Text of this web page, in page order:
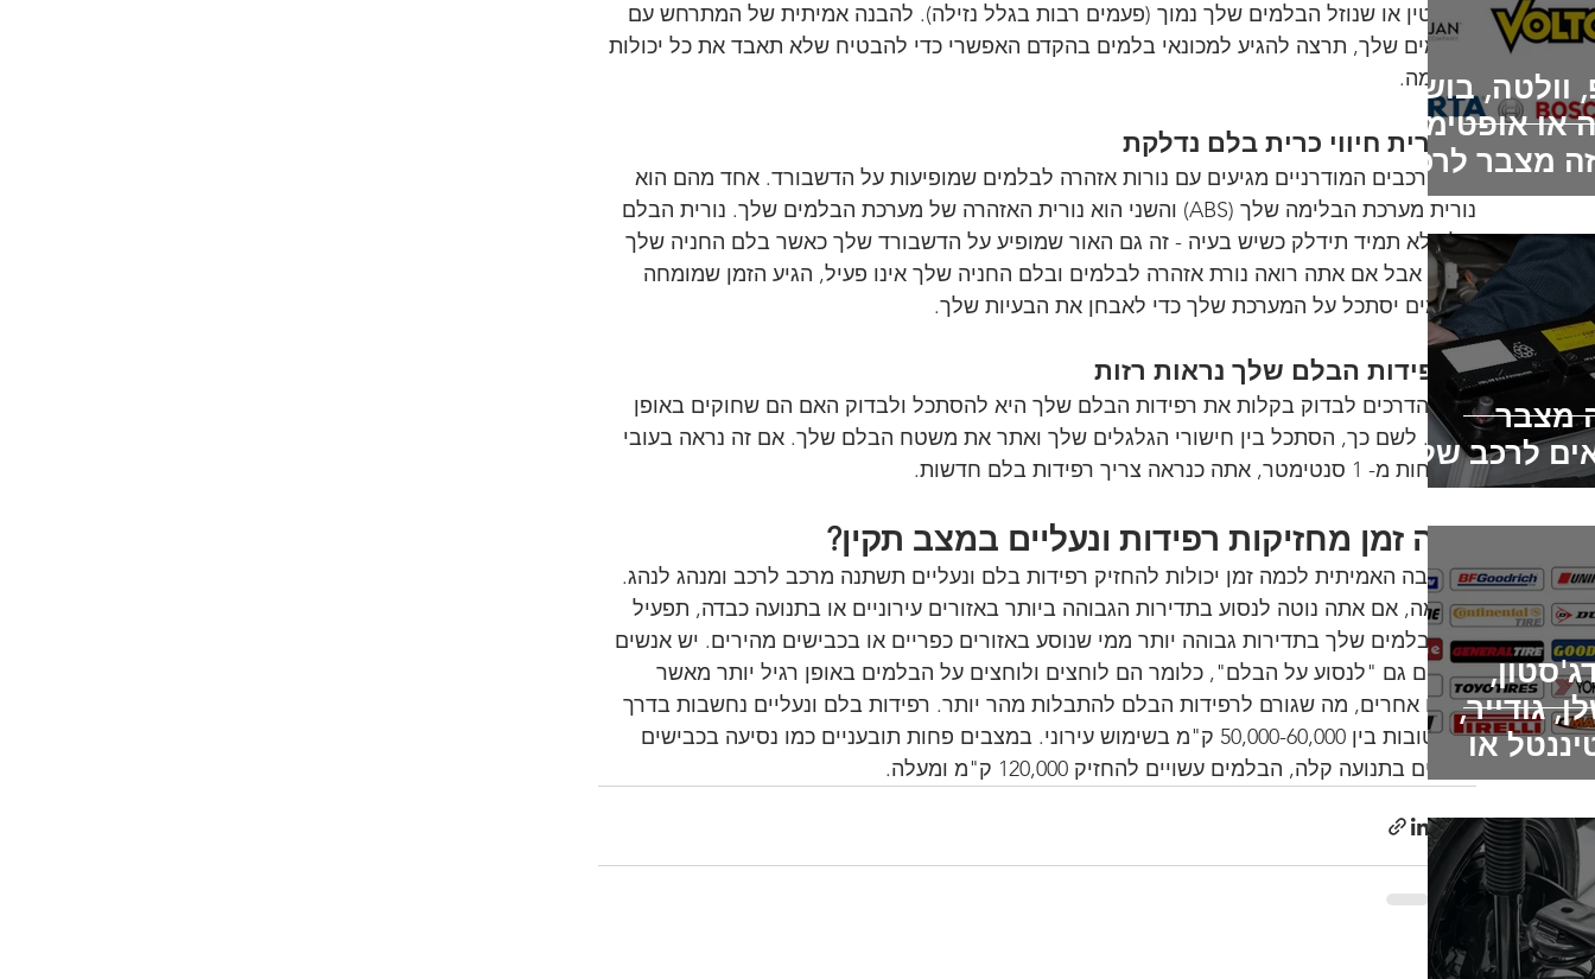
לחלוטין או שנוזל הבלמים שלך נמוך (פעמים רבות בגלל נזילה). להבנה אמיתית של המתרחש עם
הבלמים שלך, תרצה להגיע למכונאי בלמים בהקדם האפשרי כדי להבטיח שלא תאבד את כל יכולות
הבלימה.
5. נורית חיווי כרית בלם נדלקת
רוב הרכבים המודרניים מגיעים עם נורות אזהרה לבלמים שמופיעות על הדשבורד. אחד מהם הוא
נורית מערכת הבלימה שלך (ABS) והשני הוא נורית האזהרה של מערכת הבלמים שלך. נורית הבלם
שלך לא תמיד תידלק כשיש בעיה - זה גם האור שמופיע על הדשבורד שלך כאשר בלם החניה שלך
פעיל. אבל אם אתה רואה נורת אזהרה לבלמים ובלם החניה שלך אינו פעיל, הגיע הזמן שמומחה
לבלמים יסתכל על המערכת שלך כדי לאבחן את הבעיות שלך.
6. רפידות הבלם שלך נראות רזות
אחת הדרכים לבדוק בקלות את רפידות הבלם שלך היא להסתכל ולבדוק האם הם שחוקים באופן
חזותי. לשם כך, הסתכל בין חישורי הגלגלים שלך ואתר את משטח הבלם שלך. אם זה נראה בעובי
של פחות מ- 1 סנטימטר, אתה כנראה צריך רפידות בלם חדשות.
כמה זמן מחזיקות רפידות ונעליים במצב תקין?
התשובה האמיתית לכמה זמן יכולות להחזיק רפידות בלם ונעליים תשתנה מרכב לרכב ומנהג לנהג.
לדוגמה, אם אתה נוטה לנסוע בתדירות הגבוהה ביותר באזורים עירוניים או בתנועה כבדה, תפעיל
את הבלמים שלך בתדירות גבוהה יותר ממי שנוסע באזורים כפריים או בכבישים מהירים. יש אנשים
שנוטים גם "לנסוע על הבלם", כלומר הם לוחצים ולוחצים על הבלמים באופן רגיל יותר מאשר
נהגים אחרים, מה שגורם לרפידות הבלם להתבלות מהר יותר. רפידות בלם ונעליים נחשבות בדרך
כלל טובות בין 50,000-60,000 ק"מ בשימוש עירוני. במצבים פחות תובעניים כמו נסיעה בכבישים
מהירים בתנועה קלה, הבלמים עשויים להחזיק 120,000 ק"מ ומעלה.
וולטה, בוש,
או אופטימה
מצבר לרכב
מצבר
לרכב שלי
גודייר,
או
- איזה מותג
לקנות?